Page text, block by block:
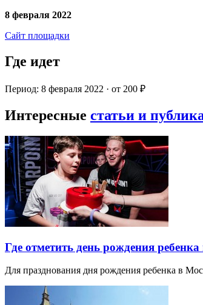
8 февраля 2022
Сайт площадки
Где идет
Период: 8 февраля 2022 · от 200 ₽
Интересные статьи и
Где отметить день рождения
Для празднования дня рождения ребенка в